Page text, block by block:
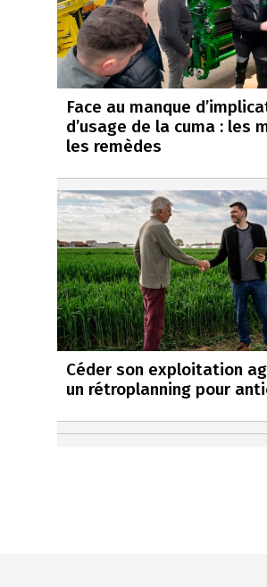
Face au manque
d’usage de la cuma : les
les remèdes
Céder son exploitation
un rétroplanning pour